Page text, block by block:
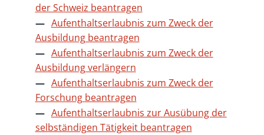
der Schweiz beantragen
Aufenthaltserlaubnis zum Zweck der
Ausbildung beantragen
Aufenthaltserlaubnis zum Zweck der
Ausbildung verlängern
Aufenthaltserlaubnis zum Zweck der
Forschung beantragen
Aufenthaltserlaubnis zur Ausübung der
selbständigen Tätigkeit beantragen